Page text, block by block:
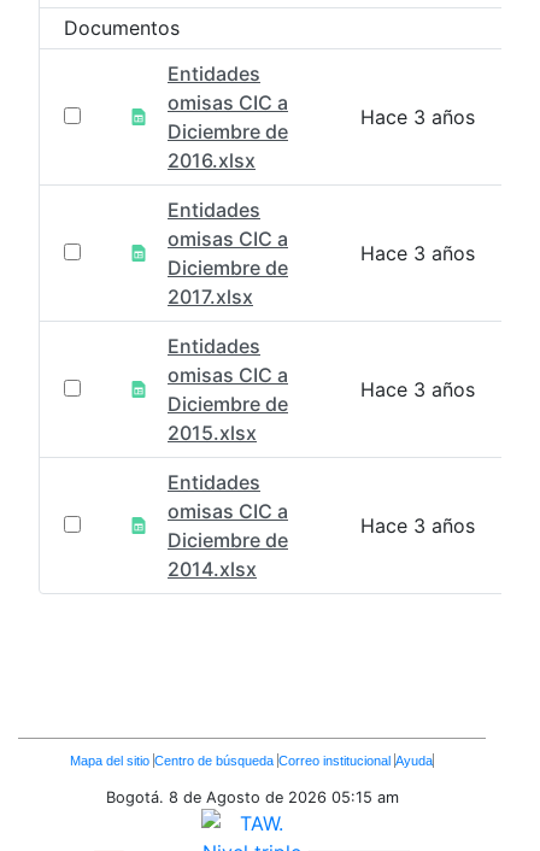
Documentos
Entidades
omisas CIC a
Diciembre de
2016.xlsx
Hace 3 años
Entidades
omisas CIC a
Diciembre de
2017.xlsx
Hace 3 años
Entidades
omisas CIC a
Diciembre de
2015.xlsx
Hace 3 años
Entidades
omisas CIC a
Diciembre de
2014.xlsx
Hace 3 años
Enlaces
Inferiores
Mapa del sitio Centro de búsqueda Correo institucional Ayuda
Bogotá. 8 de Agosto de 2026 05:15 am